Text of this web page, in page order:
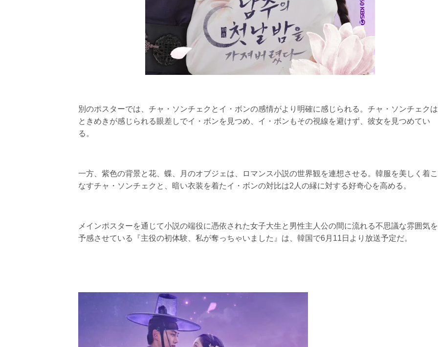
別のポスターでは、チャ・ソンチェクとイ・ボンの感情がより明確に感じられる。チャ・ソンチェクは
ときめきが感じられる眼差しでイ・ボンを見つめ、イ・ボンもその視線を避けず、彼女を見つめてい
る。
一方、紫色の背景と花、蝶、月のオブジェは、ロマンス小説の世界観を連想させる。韓服を美しく着こ
なすチャ・ソンチェクと、暗い衣装を着たイ・ボンの対比は2人の縁に対する好奇心を高める。
メインポスターを通じて小説の端役に憑依された女子大生と男性主人公の間に流れる不思議な雰囲気を
予感させている『主役の初体験、私が奪っちゃいました』は、韓国で6月11日より放送予定だ。